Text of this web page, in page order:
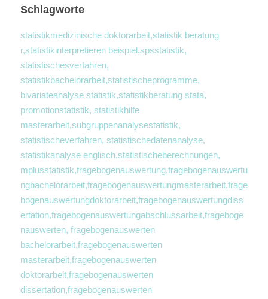
Schlagworte
statistikmedizinische doktorarbeit,statistik beratung
r,statistikinterpretieren beispiel,spsstatistik,
statistischesverfahren,
statistikbachelorarbeit,statistischeprogramme,
bivariateanalyse statistik,statistikberatung stata,
promotionstatistik, statistikhilfe
masterarbeit,subgruppenanalysestatistik,
statistischeverfahren, statistischedatenanalyse,
statistikanalyse englisch,statistischeberechnungen,
mplusstatistik,fragebogenauswertung,fragebogenauswertu
ngbachelorarbeit,fragebogenauswertungmasterarbeit,frage
bogenauswertungdoktorarbeit,fragebogenauswertungdiss
ertation,fragebogenauswertungabschlussarbeit,frageboge
nauswerten, fragebogenauswerten
bachelorarbeit,fragebogenauswerten
masterarbeit,fragebogenauswerten
doktorarbeit,fragebogenauswerten
dissertation,fragebogenauswerten